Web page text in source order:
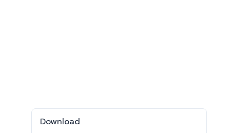
Download